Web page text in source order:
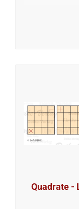
Quadrate -